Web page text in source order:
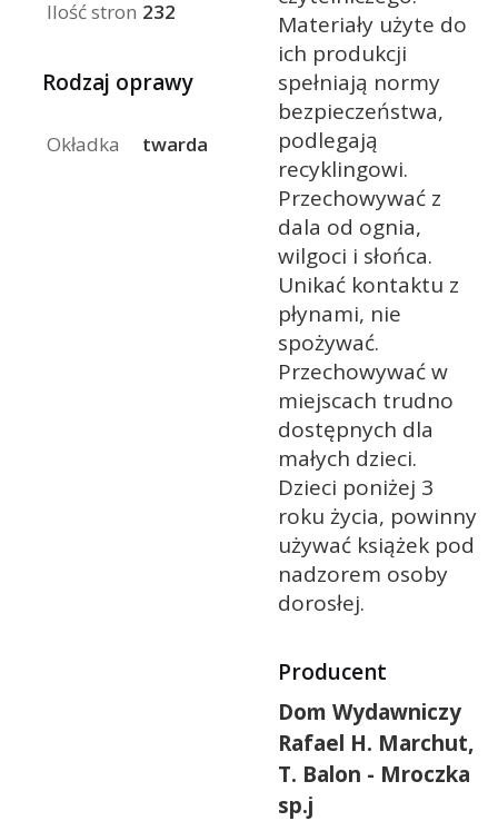
Ilość stron 232
Rodzaj oprawy
Okładka twarda
Materiały użyte do
ich produkcji
spełniają normy
bezpieczeństwa,
podlegają
recyklingowi.
Przechowywać z
dala od ognia,
wilgoci i słońca.
Unikać kontaktu z
płynami, nie
spożywać.
Przechowywać w
miejscach trudno
dostępnych dla
małych dzieci.
Dzieci poniżej 3
roku życia, powinny
używać książek pod
nadzorem osoby
dorosłej.
Producent
Dom Wydawniczy
Rafael H. Marchut,
T. Balon - Mroczka
sp.j